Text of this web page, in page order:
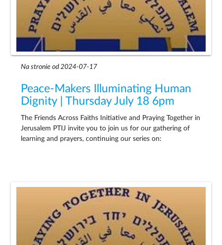
Na stronie od 2024-07-17
Peace-Makers Illuminating Human
Dignity | Thursday July 18 6pm
The Friends Across Faiths Initiative and Praying Together in
Jerusalem PTIJ invite you to join us for our gathering of
learning and prayers, continuing our series on: